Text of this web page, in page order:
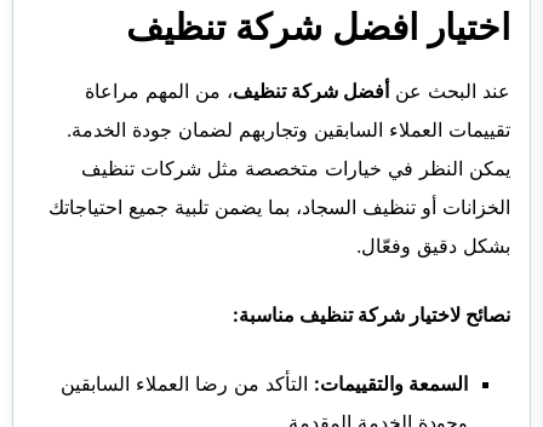
اختيار افضل شركة تنظيف
عند البحث عن أفضل شركة تنظيف، من المهم مراعاة
تقييمات العملاء السابقين وتجاربهم لضمان جودة الخدمة.
يمكن النظر في خيارات متخصصة مثل شركات تنظيف
الخزانات أو تنظيف السجاد، بما يضمن تلبية جميع احتياجاتك
بشكل دقيق وفعّال.
نصائح لاختيار شركة تنظيف مناسبة:
السمعة والتقييمات: التأكد من رضا العملاء السابقين